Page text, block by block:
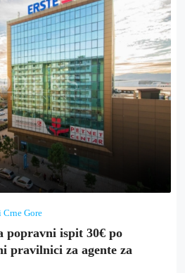
Crne Gore
popravni ispit 30€ po
pravilnici za agente za